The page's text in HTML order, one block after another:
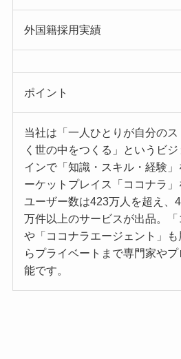
外国籍採用実績
ポイント
当社は「一人ひとりが自分の
く世の中をつくる」というビ
インで「知識・スキル・経験
ーケットプレイス「ココナラ」
ユーザー数は423万人を超え、
万件以上のサービスが出品。「
や「ココナラエージェント」
らプライベートまで専門家や
能です。